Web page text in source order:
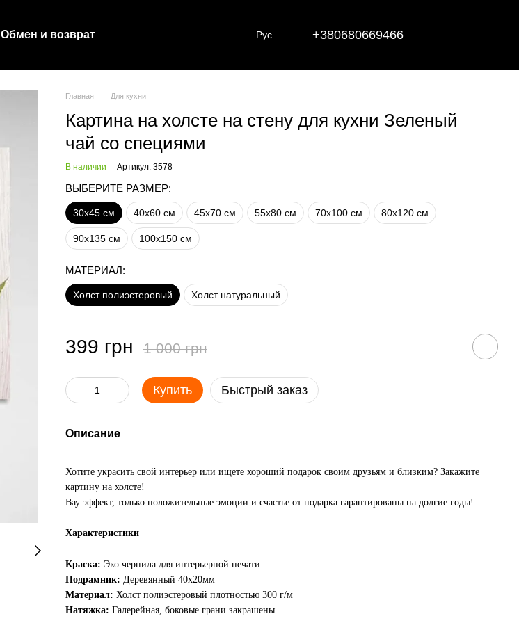
Обмен и возврат
Рус +380680669466
Главная Для кухни
Картина на холсте на стену для кухни Зеленый
чай со специями
В наличии Артикул: 3578
ВЫБЕРИТЕ РАЗМЕР:
30х45 см 40х60 см 45х70 см 55х80 см 70х100 см 80х120 см
90х135 см 100х150 см
МАТЕРИАЛ:
Холст полиэстеровый Холст натуральный
399 грн 1 000 грн
Купить Быстрый заказ
Описание
Хотите украсить свой интерьер или ищете хороший подарок своим друзьям и близким? Закажите
картину на холсте!
Вау эффект, только положительные эмоции и счастье от подарка гарантированы на долгие годы!
Характеристики
Краска: Эко чернила для интерьерной печати
Подрамник: Деревянный 40х20мм
Материал: Холст полиэстеровый плотностью 300 г/м
Натяжка: Галерейная, боковые грани закрашены